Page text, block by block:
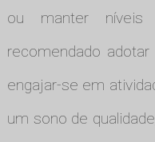
ou manter níveis
recomendado
engajar-se em
um sono de